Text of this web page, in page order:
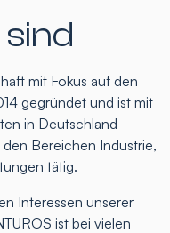
mit Fokus auf den
gegründet und ist mit
in Deutschland
Bereichen Industrie,
tätig.
Interessen unserer
ist bei vielen